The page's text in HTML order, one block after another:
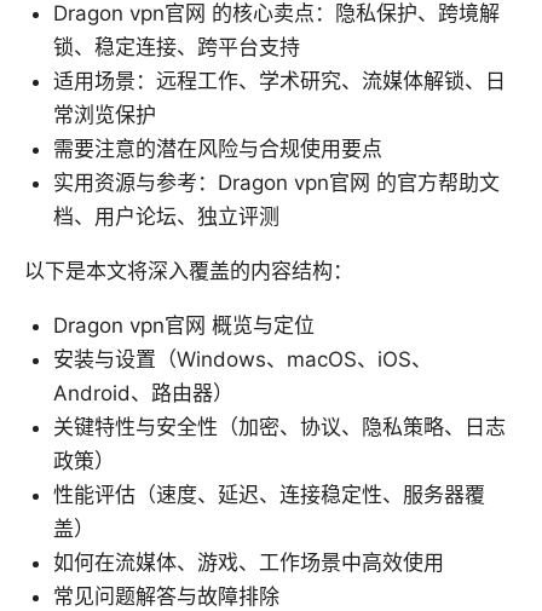
Dragon vpn官网 的核心卖点：隐私保护、跨境解
锁、稳定连接、跨平台支持
适用场景：远程工作、学术研究、流媒体解锁、日
常浏览保护
需要注意的潜在风险与合规使用要点
实用资源与参考：Dragon vpn官网 的官方帮助文
档、用户论坛、独立评测
以下是本文将深入覆盖的内容结构：
Dragon vpn官网 概览与定位
安装与设置（Windows、macOS、iOS、
Android、路由器）
关键特性与安全性（加密、协议、隐私策略、日志
政策）
性能评估（速度、延迟、连接稳定性、服务器覆
盖）
如何在流媒体、游戏、工作场景中高效使用
常见问题解答与故障排除